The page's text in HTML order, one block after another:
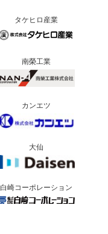
タケヒロ産業
南榮工業
カンエツ
大仙
白崎コーポレーション